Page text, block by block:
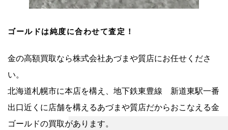
ゴールドは純度に合わせて査定！
金の高額買取なら株式会社あづまや質店にお任せくださ
い。
北海道札幌市に本店を構え、地下鉄東豊線 新道東駅一番
出口近くに店舗を構えるあづまや質店だからおこなえる金
ゴールドの買取があります。